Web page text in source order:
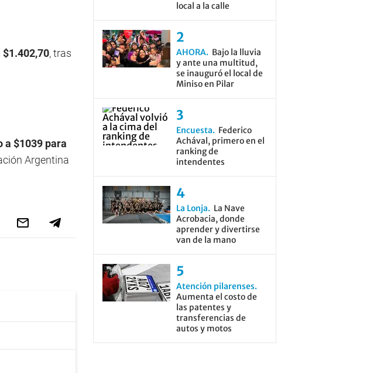
, tras
a $1039 para
Argentina
local a la calle
AHORA
Bajo la lluvia
y ante una multitud,
se inauguró el local de
Miniso en Pilar
Encuesta
Federico
Achával, primero en el
ranking de
intendentes
La Lonja
La Nave
Acrobacia, donde
aprender y divertirse
van de la mano
Atención pilarenses
Aumenta el costo de
las patentes y
transferencias de
autos y motos